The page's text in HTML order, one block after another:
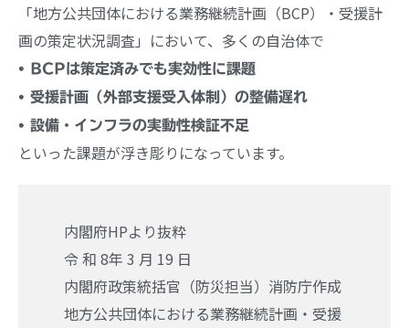
「地方公共団体における業務継続計画（BCP）・受援計
画の策定状況調査」において、多くの自治体で
• BCPは策定済みでも実効性に課題
• 受援計画（外部支援受入体制）の整備遅れ
• 設備・インフラの実動性検証不足
といった課題が浮き彫りになっています。
内閣府HPより抜粋
令 和 8年 3 月 19 日
内閣府政策統括官（防災担当）消防庁作成
地方公共団体における業務継続計画・受援